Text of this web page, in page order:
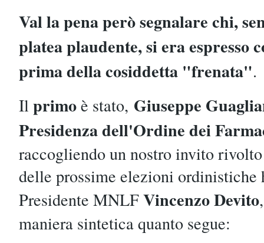
Val la pena però segnalare chi,
platea plaudente, si era espresso
prima della cosiddetta "frenata".
Il primoè stato, Giuseppe
Presidenza dell'Ordine dei
raccogliendo un nostro invito
delle prossime elezioni ordinistiche
Presidente MNLFVincenzo Devito
maniera sintetica quanto segue: